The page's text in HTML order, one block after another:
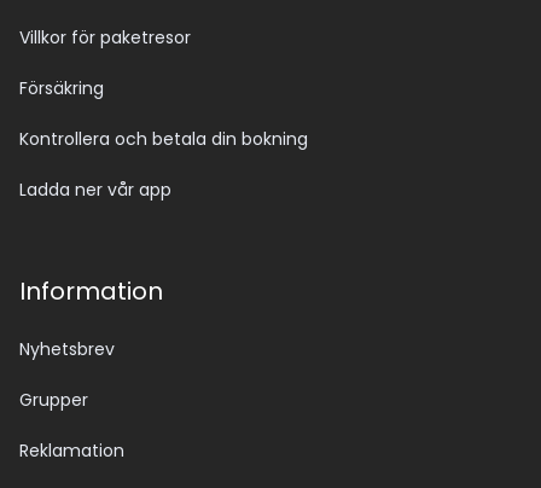
Villkor för paketresor
Försäkring
Kontrollera och betala din bokning
Ladda ner vår app
Information
Nyhetsbrev
Grupper
Reklamation